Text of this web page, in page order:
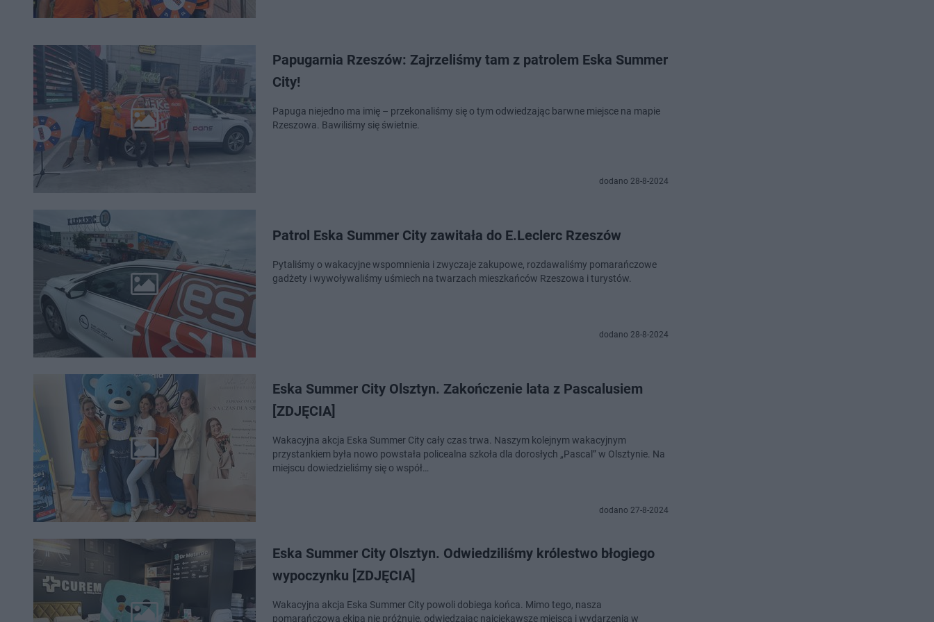
Papugarnia Rzeszów: Zajrzeliśmy tam z patrolem Eska Summer
City!
Papuga niejedno ma imię – przekonaliśmy się o tym odwiedzając barwne miejsce na mapie
Rzeszowa. Bawiliśmy się świetnie.
dodano 28-8-2024
Patrol Eska Summer City zawitała do E.Leclerc Rzeszów
Pytaliśmy o wakacyjne wspomnienia i zwyczaje zakupowe, rozdawaliśmy pomarańczowe
gadżety i wywoływaliśmy uśmiech na twarzach mieszkańców Rzeszowa i turystów.
dodano 28-8-2024
Eska Summer City Olsztyn. Zakończenie lata z Pascalusiem
[ZDJĘCIA]
Wakacyjna akcja Eska Summer City cały czas trwa. Naszym kolejnym wakacyjnym
przystankiem była nowo powstała policealna szkoła dla dorosłych „Pascal” w Olsztynie. Na
miejscu dowiedzieliśmy się o współ…
dodano 27-8-2024
Eska Summer City Olsztyn. Odwiedziliśmy królestwo błogiego
wypoczynku [ZDJĘCIA]
Wakacyjna akcja Eska Summer City powoli dobiega końca. Mimo tego, nasza
pomarańczowa ekipa nie próżnuje, odwiedzając najciekawsze miejsca i wydarzenia w